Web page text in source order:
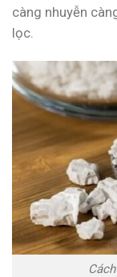
càng nhuyễn
lọc.